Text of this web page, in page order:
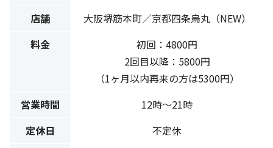
店舗
大阪堺筋本町／京都四条烏丸（NEW）
料金
初回：4800円
2回目以降：5800円
（1ヶ月以内再来の方は5300円）
営業時間
12時〜21時
定休日
不定休